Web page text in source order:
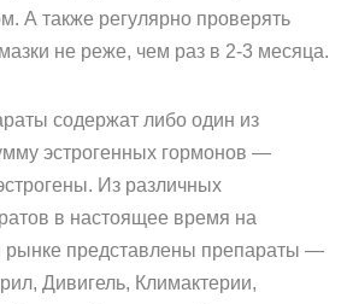
А также регулярно проверять
не реже, чем раз в 2-3 месяца.
содержат либо один из
эстрогенных гормонов —
Из различных
в настоящее время на
рынке представлены препараты —
Дивигель, Климактерии,